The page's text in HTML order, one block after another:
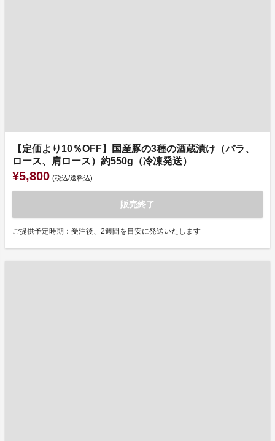
【定価より10％OFF】国産豚の3種の酒蔵漬け（バラ、
ロース、肩ロース）約550g（冷凍発送）
¥5,800 (税込/送料込)
販売終了
ご提供予定時期：受注後、2週間を目安に発送いたします